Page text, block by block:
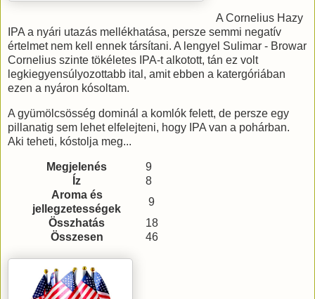
A Cornelius Hazy
IPA a nyári utazás mellékhatása, persze semmi negatív
értelmet nem kell ennek társítani. A lengyel Sulimar - Browar
Cornelius szinte tökéletes IPA-t alkotott, tán ez volt
legkiegyensúlyozottabb ital, amit ebben a katergóriában
ezen a nyáron kósoltam.
A gyümölcsösség dominál a komlók felett, de persze egy
pillanatig sem lehet elfelejteni, hogy IPA van a pohárban.
Aki teheti, kóstolja meg...
Megjelenés
9
Íz
8
Aroma és
jellegzetességek
9
Összhatás
18
Összesen
46